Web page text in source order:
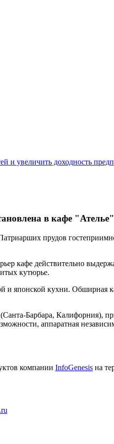
в кафе
прудов
кафе действительно
кутюрье.
и японской кухни. Обширная
Барбара, Калифорния),
аппаратная
компании InfoGenesis на